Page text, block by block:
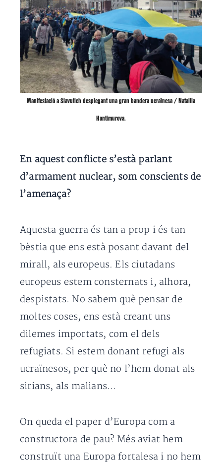
Manifestació a Slavutich desplegant una gran bandera ucraïnesa / Nataliia
Hantimurova.
En aquest conflicte s’està parlant
d’armament nuclear, som conscients de
l’amenaça?
Aquesta guerra és tan a prop i és tan
bèstia que ens està posant davant del
mirall, als europeus. Els ciutadans
europeus estem consternats i, alhora,
despistats. No sabem què pensar de
moltes coses, ens està creant uns
dilemes importats, com el dels
refugiats. Si estem donant refugi als
ucraïnesos, per què no l’hem donat als
sirians, als malians…
On queda el paper d’Europa com a
constructora de pau? Més aviat hem
construït una Europa fortalesa i no hem